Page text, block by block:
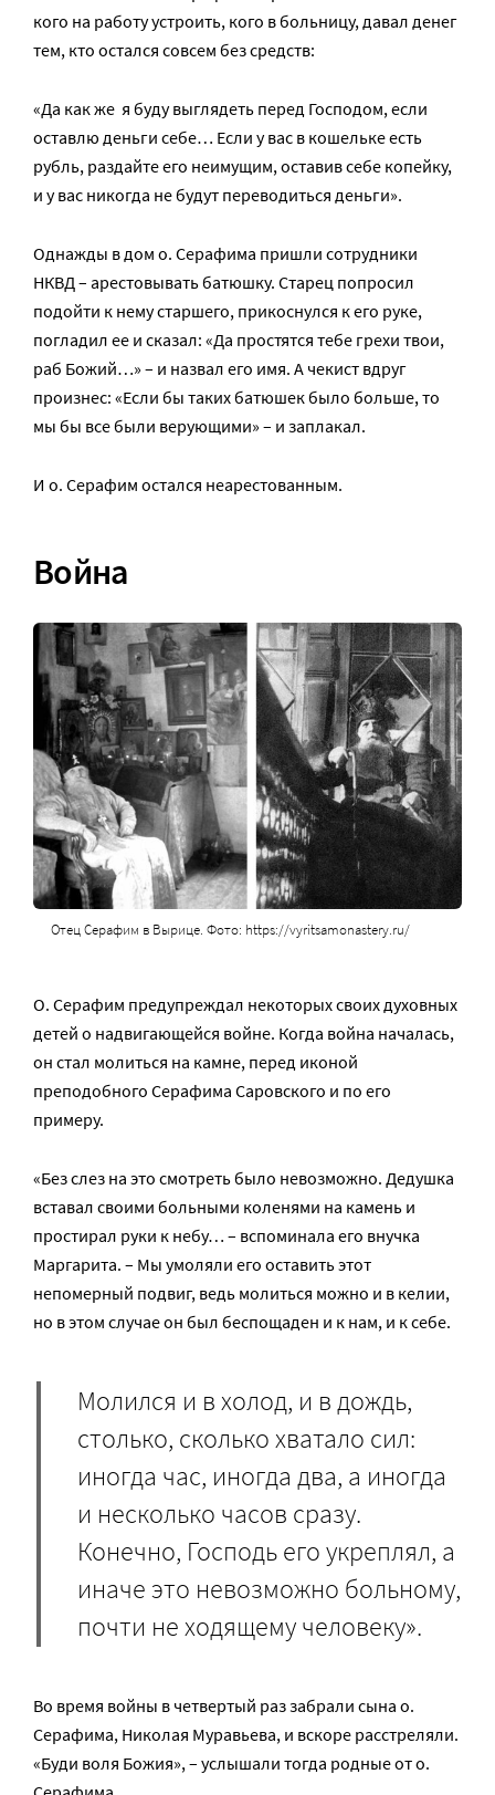
кого на работу устроить, кого в больницу, давал денег
тем, кто остался совсем без средств:
«Да как же я буду выглядеть перед Господом, если
оставлю деньги себе… Если у вас в кошельке есть
рубль, раздайте его неимущим, оставив себе копейку,
и у вас никогда не будут переводиться деньги».
Однажды в дом о. Серафима пришли сотрудники
НКВД – арестовывать батюшку. Старец попросил
подойти к нему старшего, прикоснулся к его руке,
погладил ее и сказал: «Да простятся тебе грехи твои,
раб Божий…» – и назвал его имя. А чекист вдруг
произнес: «Если бы таких батюшек было больше, то
мы бы все были верующими» – и заплакал.
И о. Серафим остался неарестованным.
Война
Отец Серафим в Вырице. Фото: https://vyritsamonastery.ru/
О. Серафим предупреждал некоторых своих духовных
детей о надвигающейся войне. Когда война началась,
он стал молиться на камне, перед иконой
преподобного Серафима Саровского и по его
примеру.
«Без слез на это смотреть было невозможно. Дедушка
вставал своими больными коленями на камень и
простирал руки к небу… – вспоминала его внучка
Маргарита. – Мы умоляли его оставить этот
непомерный подвиг, ведь молиться можно и в келии,
но в этом случае он был беспощаден и к нам, и к себе.
Молился и в холод, и в дождь,
столько, сколько хватало сил:
иногда час, иногда два, а иногда
и несколько часов сразу.
Конечно, Господь его укреплял, а
иначе это невозможно больному,
почти не ходящему человеку».
Во время войны в четвертый раз забрали сына о.
Серафима, Николая Муравьева, и вскоре расстреляли.
«Буди воля Божия», – услышали тогда родные от о.